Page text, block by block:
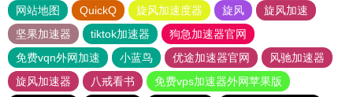
网站地图 QuickQ 旋风加速度器 旋风
旋风加速
坚果加速器
tiktok加速器
狗急加速器官网
免费vqn外网加速
小蓝鸟 优途加速器官网
风驰加速器
旋风加速器
八戒看书 免费vps加速器外网苹果版